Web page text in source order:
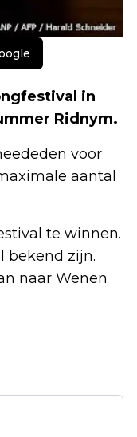
in
Ridnym.
voor
aantal
te winnen.
bekend zijn.
naar Wenen
UEDA